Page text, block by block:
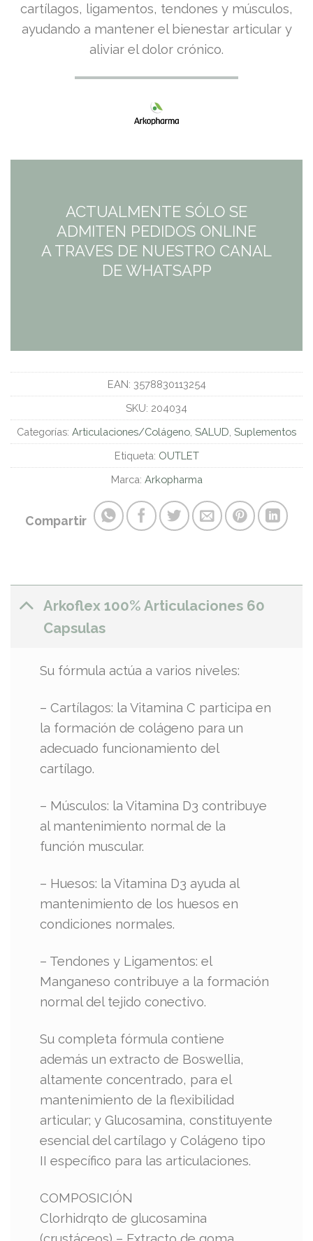
cartílagos, ligamentos, tendones y músculos,
ayudando a mantener el bienestar articular y
aliviar el dolor crónico.
ACTUALMENTE SÓLO SE
ADMITEN PEDIDOS ONLINE
A TRAVES DE NUESTRO CANAL
DE WHATSAPP
EAN: 3578830113254
SKU: 204034
Categorías: Articulaciones/Colágeno SALUD Suplementos
Etiqueta: OUTLET
Marca: Arkopharma
Compartir
Arkoflex 100% Articulaciones 60
Capsulas
Su fórmula actúa a varios niveles:
– Cartílagos: la Vitamina C participa en
la formación de colágeno para un
adecuado funcionamiento del
cartílago.
– Músculos: la Vitamina D3 contribuye
al mantenimiento normal de la
función muscular.
– Huesos: la Vitamina D3 ayuda al
mantenimiento de los huesos en
condiciones normales.
– Tendones y Ligamentos: el
Manganeso contribuye a la formación
normal del tejido conectivo.
Su completa fórmula contiene
además un extracto de Boswellia,
altamente concentrado, para el
mantenimiento de la flexibilidad
articular; y Glucosamina, constituyente
esencial del cartílago y Colágeno tipo
II específico para las articulaciones.
COMPOSICIÓN
Clorhidrqto de glucosamina